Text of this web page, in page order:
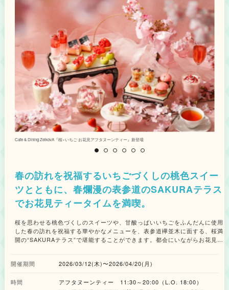
ポーチ」を1名様につき1点プレゼントいたします(※なくなり次第終了)。紅
茶・コーヒーなど全16種類のドリンクフリーフローとともに、水辺の景色と
桜色に包まれる至福のひとときを過ごしてみては。 ・「SAKURAアフタヌ
ーンティー(推し活ドリンク1杯付き)」 7,000円（税込） ※予約限定
SAKURAアフタヌーンティーに、推し活にぴったりなカラフルドリンクをセ
ットにしたプランも登場します。推しのイメージカラーに合わせて選べる、
全7色の乾杯用ドリンクをご用意しました。推しの誕生日やライブ記念、周
年祝いなど、大切な記念日を華やかにお祝いできます。(推し活ドリンク：
赤、黄色、青、ピンク、オレンジ、緑、紫) フリーフローは2時間制です
(L.O.90分) ◆季節限定デザート3種 ・「桜薫る和栗の生搾りモンブラン」
1,800円（税込） 4℃「SAKURA Collection」のピンクゴールドのジュエリ
ーをイメージし、色味から繊細な質感までこだわって仕立てた、春限定の特
別なモンブランが誕生しました。販売当初から好評の和栗の生搾りモンブラ
ンを、『SAKURA Sweets Collection』特別仕様としてアレンジしました。
注文後にお客様の目の前で一つひとつ仕上げることで、搾りたてならではの
かな食感を楽しめます。和栗ペーストにはほんのりと桜のニュアンスを調和
させ、仕上げに桜パウダーと金粉を贅沢にトッピング。ジュエリーのような
ユパンケーキ」 2,600円（税込） アニヴェルセルの結婚式で人気のデザー
ト「クレープシュゼット」と「クレームブリュレ」から着想を得て誕生した
大人気商品のミルフィーユパンケーキが、春限定の装いで新登場。モチモチ
としたクレープ生地と、コクのあるカスタードクリームを何層にも重ね、表
面を香ばしくキャラメリゼすることで、モチモチとサクサクのコントラスト
やかな味わいを表現。さらに、お皿の上には桜が咲き誇る情景を描き、新し
い季節の始まりと祝福の空気感を演出し、金箔をあしらった桜クリームでジ
ュエリーのように煌めく特別感を添えました。満開の桜に包まれるような一
ンティーでご好評いただいているスイーツを、より気軽に楽しめるSAKURA
ベリーのマカロン、桜がふわりと薫るフィナンシェの4種を一皿に盛り合わ
Cafe & Dining ZelkovA『桜×いちご お花見アフタヌーンティー』新登場
春の訪れを祝福するいちごづくしの桃色スイー
ツとともに、春爛漫の表参道のSAKURAテラス
でお花見ティータイムを満喫。
桜を思わせる桃色づくしのスイーツや、甘酸っぱいいちごをふんだんに使用
した春の訪れを祝福する華やかなメニューを、表参道欅並木に面する、桜満
開の“SAKURAテラス”で堪能することができます。都会にいながらお花見気
やエクレア、桜の飾りをあしらった桃色のムースやオペラ、小さなフォルム
を彩ります。 セイボリーは、桃色のミニバーガーやいちごサルサがアクセ
開催期間 2026/03/12(木)〜2026/04/20(月)
時間
アフタヌーンティー 11:30～20:00（L.O. 18:00）